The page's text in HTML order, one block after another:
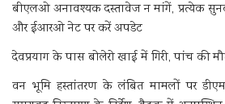
बीएलओ अनावश्यक दस्तावेज न मांगें, प्रत्येक
और ईआरओ नेट पर करें अपडेट
देवप्रयाग के पास बोलेरो खाई में गिरी, पांच की
वन भूमि हस्तांतरण के लंबित मामलों पर डीएम